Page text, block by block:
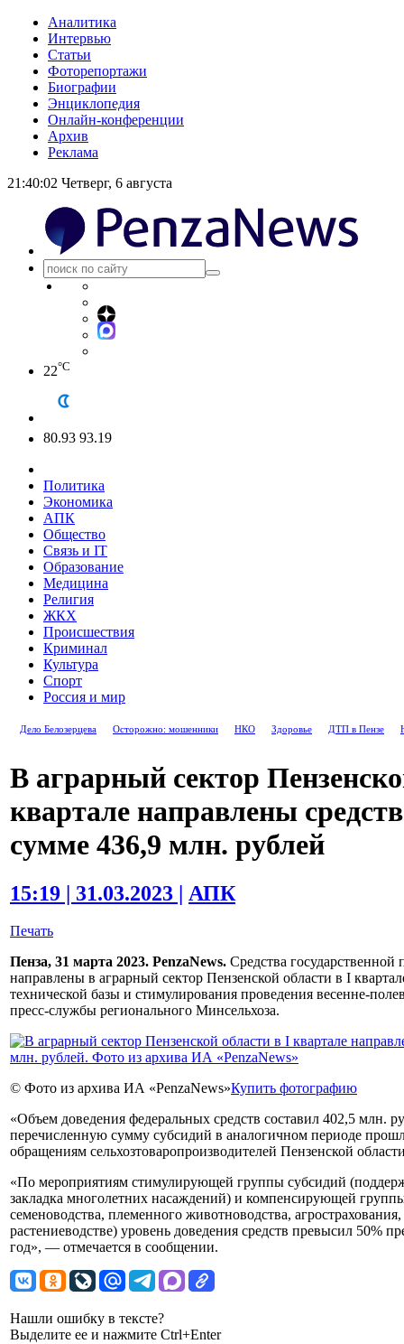
Аналитика
Интервью
Статьи
Фоторепортажи
Биографии
Энциклопедия
Онлайн-конференции
Архив
Реклама
21:40:02 Четверг, 6 августа
22°C
80.93 93.19
Политика
Экономика
АПК
Общество
Связь и IT
Образование
Медицина
Религия
ЖКХ
Происшествия
Криминал
Культура
Спорт
Россия и мир
Дело Белозерцева Осторожно: мошенники НКО Здоровье ДТП в Пензе
В аграрный сектор
квартале направлены
сумме 436,9 млн. рублей
15:19 | 31.03.2023 | АПК
Печать
Пенза, 31 марта 2023. PenzaNews. Средства
направлены в аграрный сектор Пензенской области в I
технической базы и стимулирования проведения весенне-
пресс-службы регионального Минсельхоза.
© Фото из архива ИА «PenzaNews»Купить фотографию
«Объем доведения федеральных средств составил 402,5 млн.
перечисленную сумму субсидий в аналогичном периоде
обращениям сельхозтоваропроизводителей Пензенской
«По мероприятиям стимулирующей группы субсидий
закладка многолетних насаждений) и компенсирующей
семеноводства, племенного животноводства,
растениеводстве) уровень доведения средств превысил 50%
год», — отмечается в сообщении.
Нашли ошибку в тексте?
Выделите ее и нажмите Ctrl+Enter